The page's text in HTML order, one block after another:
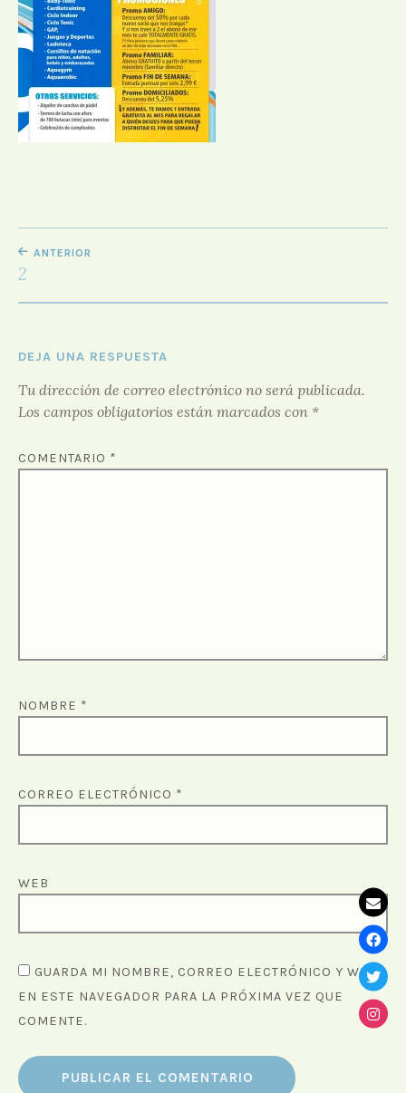
D
O
R
F
O
R
O
NAVEGACIÓN
DE
ENTRADAS
ANTERIOR
2
DEJA UNA RESPUESTA
Tu dirección de correo electrónico no será publicada.
Los campos obligatorios están marcados con *
COMENTARIO *
NOMBRE *
CORREO ELECTRÓNICO *
WEB
GUARDA MI NOMBRE, CORREO ELECTRÓNICO Y WEB
EN ESTE NAVEGADOR PARA LA PRÓXIMA VEZ QUE
COMENTE.